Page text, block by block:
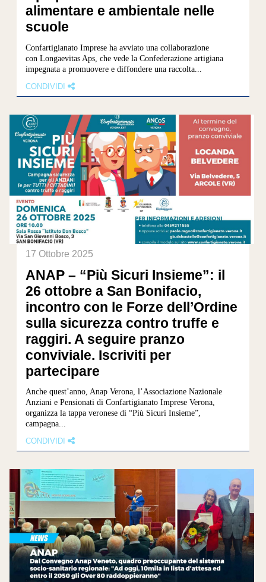
alimentare e ambientale nelle
scuole
Confartigianato Imprese ha avviato una collaborazione
con Longaevitas Aps, che vede la Confederazione artigiana
impegnata a promuovere e diffondere una raccolta...
CONDIVIDI
17 Ottobre 2025
ANAP – “Più Sicuri Insieme”: il
26 ottobre a San Bonifacio,
incontro con le Forze dell’Ordine
sulla sicurezza contro truffe e
raggiri. A seguire pranzo
conviviale. Iscriviti per
partecipare
Anche quest’anno, Anap Verona, l’Associazione Nazionale
Anziani e Pensionati di Confartigianato Imprese Verona,
organizza la tappa veronese di “Più Sicuri Insieme”,
campagna...
CONDIVIDI